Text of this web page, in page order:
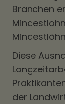
Branchen
Diese
der